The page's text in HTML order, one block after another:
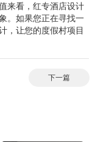
来看，红专酒店设计
。如果您正在寻找一
，让您的度假村项目
下一篇